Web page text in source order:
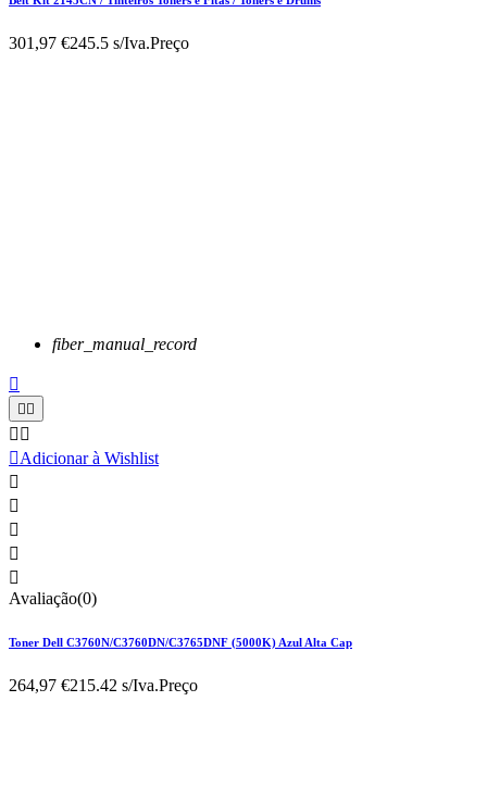
301,97 €245.5 s/Iva.Preço
fiber_manual_record

 
 
Adicionar à Wishlist





Avaliação(0)
Toner Dell C3760N/C3760DN/C3765DNF (5000K) Azul Alta Cap
264,97 €215.42 s/Iva.Preço